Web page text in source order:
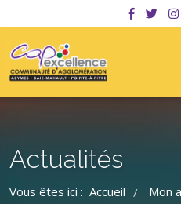
Actualités
Vous êtes ici : Accueil / Mon